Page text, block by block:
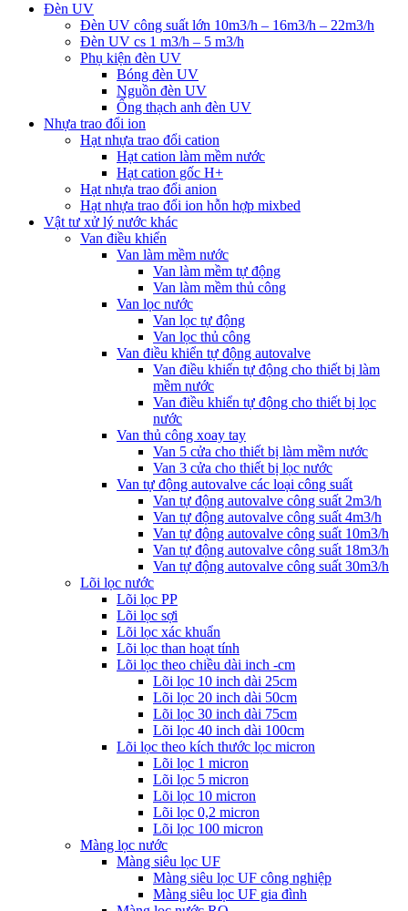
Đèn UV
Đèn UV công suất lớn 10m3/h – 16m3/h – 22m3/h
Đèn UV cs 1 m3/h – 5 m3/h
Phụ kiện đèn UV
Bóng đèn UV
Nguồn đèn UV
Ống thạch anh đèn UV
Nhựa trao đổi ion
Hạt nhựa trao đổi cation
Hạt cation làm mềm nước
Hạt cation gốc H+
Hạt nhựa trao đổi anion
Hạt nhựa trao đổi ion hỗn hợp mixbed
Vật tư xử lý nước khác
Van điều khiển
Van làm mềm nước
Van làm mềm tự động
Van làm mềm thủ công
Van lọc nước
Van lọc tự động
Van lọc thủ công
Van điều khiển tự động autovalve
Van điều khiển tự động cho thiết bị làm
mềm nước
Van điều khiển tự động cho thiết bị lọc
nước
Van thủ công xoay tay
Van 5 cửa cho thiết bị làm mềm nước
Van 3 cửa cho thiết bị lọc nước
Van tự động autovalve các loại công suất
Van tự động autovalve công suất 2m3/h
Van tự động autovalve công suất 4m3/h
Van tự động autovalve công suất 10m3/h
Van tự động autovalve công suất 18m3/h
Van tự động autovalve công suất 30m3/h
Lõi lọc nước
Lõi lọc PP
Lõi lọc sợi
Lõi lọc xác khuẩn
Lõi lọc than hoạt tính
Lõi lọc theo chiều dài inch -cm
Lõi lọc 10 inch dài 25cm
Lõi lọc 20 inch dài 50cm
Lõi lọc 30 inch dài 75cm
Lõi lọc 40 inch dài 100cm
Lõi lọc theo kích thước lọc micron
Lõi lọc 1 micron
Lõi lọc 5 micron
Lõi lọc 10 micron
Lõi lọc 0,2 micron
Lõi lọc 100 micron
Màng lọc nước
Màng siêu lọc UF
Màng siêu lọc UF công nghiệp
Màng siêu lọc UF gia đình